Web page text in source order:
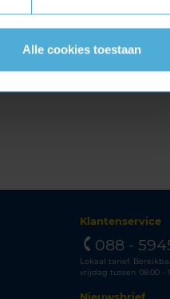
Alle cookies toestaan
Klantenservice
088 -
Lokaal tarief.
vrijdag tussen 08.00 -